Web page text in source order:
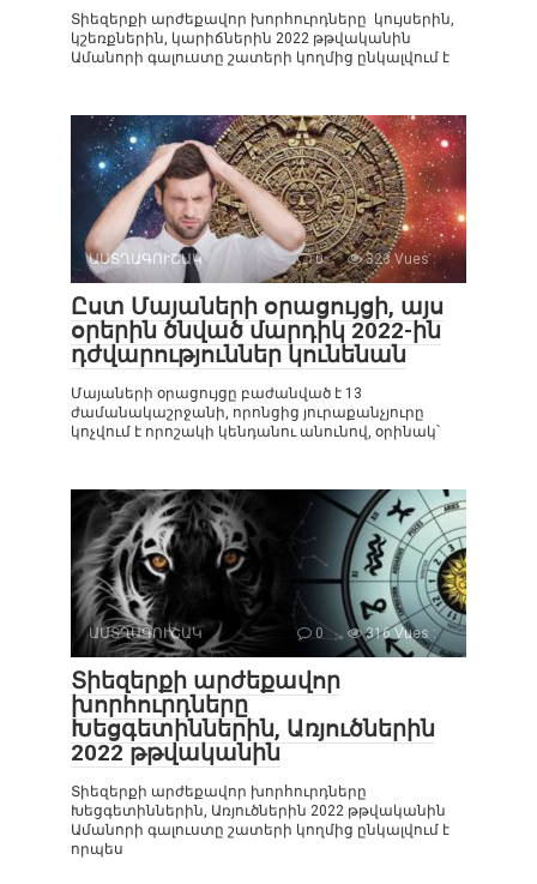
Տիեզերքի արժեքավոր խորհուրդները կույսերին,
կշեռքներին, կարիճներին 2022 թթվականին
Ամանորի գալուստը շատերի կողմից ընկալվում է
ԱՍՏՂԱԳՈՒՇԱԿ 0 323 Vues :
Ըստ Մայաների օրացույցի, այս
օրերին ծնված մարդիկ 2022-ին
դժվարություններ կունենան
Մայաների օրացույցը բաժանված է 13
ժամանակաշրջանի, որոնցից յուրաքանչյուրը
կոչվում է որոշակի կենդանու անունով, օրինակ՝
ԱՍՏՂԱԳՈՒՇԱԿ 0 316 Vues :
Տիեզերքի արժեքավոր
խորհուրդները
Խեցգետիններին, Առյուծներին
2022 թթվականին
Տիեզերքի արժեքավոր խորհուրդները
Խեցգետիններին, Առյուծներին 2022 թթվականին
Ամանորի գալուստը շատերի կողմից ընկալվում է
որպես